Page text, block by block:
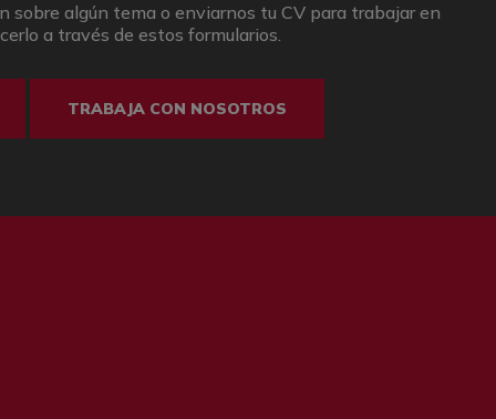
sobre algún tema o enviarnos tu CV para trabajar en
a través de estos formularios.
TRABAJA CON NOSOTROS